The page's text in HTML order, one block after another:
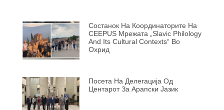
Состанок На Координаторите На
CEEPUS Мрежата „Slavic Philology
And Its Cultural Contexts“ Во
Охрид
Посета На Делегација Од
Центарот За Арапски Јазик